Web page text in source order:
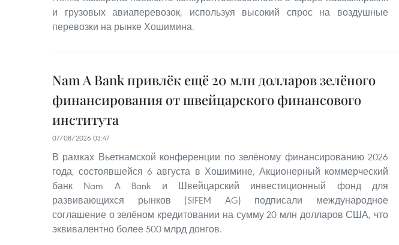
и грузовых авиаперевозок, используя высокий спрос на воздушные
перевозки на рынке Хошимина.
Nam A Bank привлёк ещё 20 млн долларов зелёного
финансирования от швейцарского финансового
института
07/08/2026 03:47
В рамках Вьетнамской конференции по зелёному финансированию 2026
года, состоявшейся 6 августа в Хошимине, Акционерный коммерческий
банк Nam A Bank и Швейцарский инвестиционный фонд для
развивающихся рынков (SIFEM AG) подписали международное
соглашение о зелёном кредитовании на сумму 20 млн долларов США, что
эквивалентно более 500 млрд донгов.